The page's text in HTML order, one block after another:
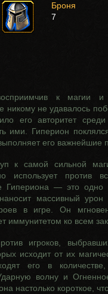
Броня
7
к магии и
не удавалось
его авторитет
ими. Гиперион
его важнейшие
к самой сильной
использует против
Гипериона — это
массивный
в игре. Он
иммунитетом ко всем
игроков,
исходит от их
его в
волну и
настолько короткое,